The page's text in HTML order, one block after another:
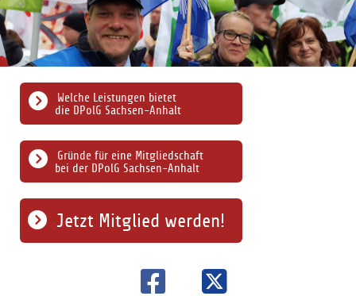
Gründe für eine Mitgliedschaft
bei der DPolG Sachsen-Anhalt
Welche Leistungen bietet
die DPolG Sachsen-Anhalt
Jetzt Mitglied werden!